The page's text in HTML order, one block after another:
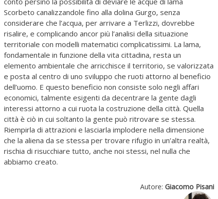
Scorbeto canalizzandole fino alla dolina Gurgo, senza
considerare che l’acqua, per arrivare a Terlizzi, dovrebbe
risalire, e complicando ancor più l’analisi della situazione
territoriale con modelli matematici complicatissimi. La lama,
fondamentale in funzione della vita cittadina, resta un
elemento ambientale che arricchisce il territorio, se valorizzata
e posta al centro di uno sviluppo che ruoti attorno al beneficio
dell’uomo. E questo beneficio non consiste solo negli affari
economici, talmente esigenti da decentrare la gente dagli
interessi attorno a cui ruota la costruzione della città. Quella
città è ciò in cui soltanto la gente può ritrovare se stessa.
Riempirla di attrazioni e lasciarla implodere nella dimensione
che la aliena da se stessa per trovare rifugio in un’altra realtà,
rischia di risucchiare tutto, anche noi stessi, nel nulla che
abbiamo creato.
Autore: Giacomo Pisani